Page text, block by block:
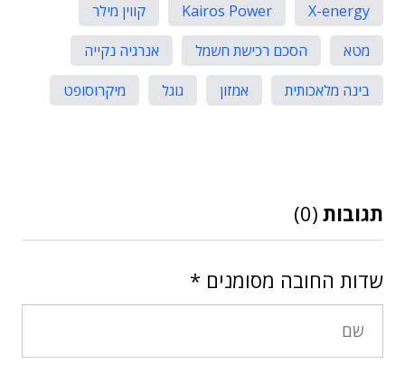
X-energy
Kairos Power
קווין מילר
מטא
הסכם רכישת חשמל
אנרגיה נקייה
בינה מלאכותית
אמזון גוגל מיקרוסופט
תגובות (0)
שדות החובה מסומנים *